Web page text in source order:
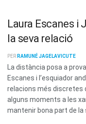
Laura Escanes i
la seva relació
PER RAMUNÉ JAGELAVICUTE
La distància posa a
Escanes i l’esquiador
relacions més discretes
alguns moments a les
mantenir bona part de la